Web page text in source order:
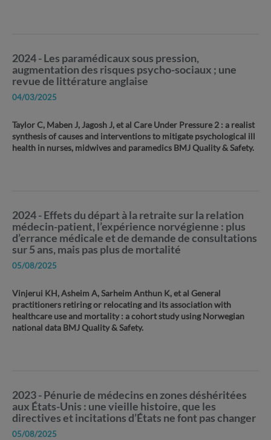
2024 - Les paramédicaux sous pression,
augmentation des risques psycho-sociaux ; une
revue de littérature anglaise
04/03/2025
Taylor C, Maben J, Jagosh J, et al Care Under Pressure 2 : a realist
synthesis of causes and interventions to mitigate psychological ill
health in nurses, midwives and paramedics BMJ Quality & Safety.
2024 - Effets du départ à la retraite sur la relation
médecin-patient, l’expérience norvégienne : plus
d’errance médicale et de demande de consultations
sur 5 ans, mais pas plus de mortalité
05/08/2025
Vinjerui KH, Asheim A, Sarheim Anthun K, et al General
practitioners retiring or relocating and its association with
healthcare use and mortality : a cohort study using Norwegian
national data BMJ Quality & Safety.
2023 - Pénurie de médecins en zones déshéritées
aux États-Unis : une vieille histoire, que les
directives et incitations d’États ne font pas changer
05/08/2025